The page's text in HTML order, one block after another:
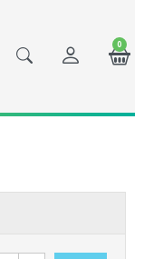
0